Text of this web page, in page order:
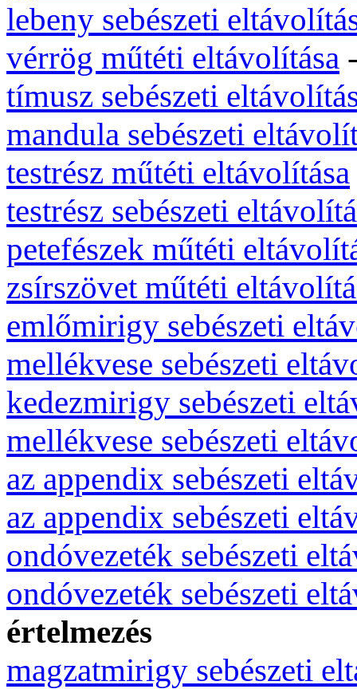
lebeny sebészeti
vérrög műtéti eltávolítása
tímusz sebészeti
mandula sebészeti
testrész műtéti eltávolítása
testrész sebészeti
petefészek műtéti
zsírszövet műtéti
emlőmirigy sebészeti
mellékvese sebészeti
kedezmirigy sebészeti
mellékvese sebészeti
az appendix sebészeti
az appendix sebészeti
ondóvezeték sebészeti
ondóvezeték sebészeti
értelmezés
magzatmirigy sebészeti